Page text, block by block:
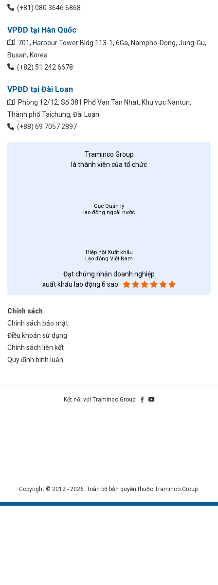
(+81) 080 3646 6868
VPĐD tại Hàn Quốc
701, Harbour Tower Bldg 113-1, 6Ga, Nampho-Dong, Jung-Gu,
Busan, Korea
(+82) 51 242 6678
VPĐD tại Đài Loan
Phòng 12/12, Số 381 Phố Van Tan Nhat, Khu vực Nantun,
Thành phố Taichung, Đài Loan
(+88) 69 7057 2897
Traminco Group
là thành viên của tổ chức
Cục Quản lý
lao động ngoài nước
Hiệp hội Xuất khẩu
Lao động Việt Nam
Đạt chứng nhận doanh nghiệp
xuất khẩu lao động 6 sao
Chính sách
Chính sách bảo mật
Điều khoản sử dụng
Chính sách liên kết
Quy định bình luận
Kết nối với Traminco Group: